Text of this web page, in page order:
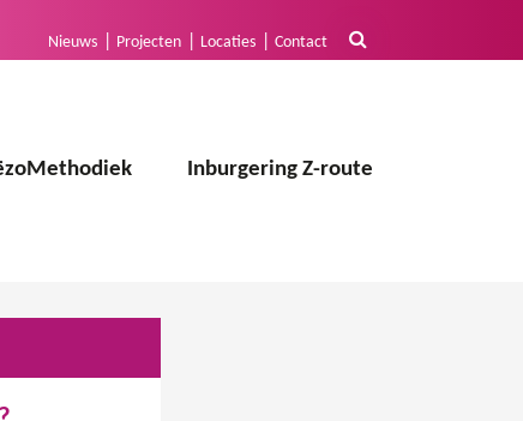
Nieuws Projecten Locaties Contact
Inburgering Z-route